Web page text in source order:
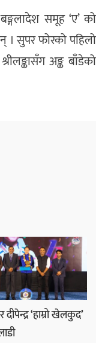
समूह ‘ए’ को
। सुपर फोरको पहिलो
अङ्क बाँडेको
दीपेन्द्र ‘हाम्रो खेलकुद’